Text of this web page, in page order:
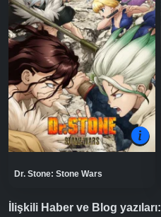
Dr. Stone: Stone Wars
İlişkili Haber ve Blog yazıları: